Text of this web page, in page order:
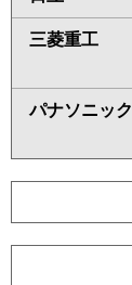
三菱重工
パナソニック
ダイキン